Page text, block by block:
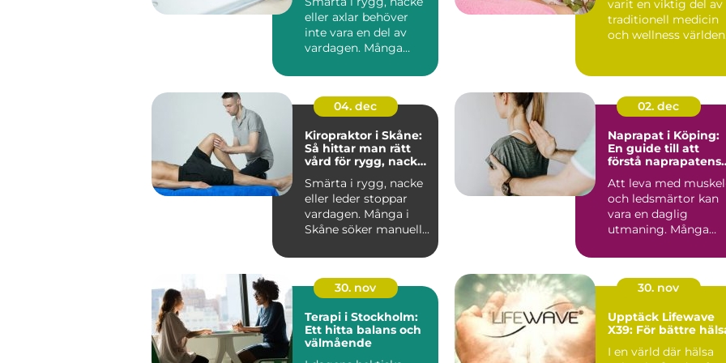
eller axlar behöver
inte vara en del av
vardagen. Många
och...
varit en viktig del av
traditionell medicin
och wellness världen
04. dec
Kiropraktor i Skåne:
Så hittar man rätt
vård för rygg, nacke
Smärta i rygg, nacke
eller leder stoppar
vardagen. Många i
Skåne söker manuell...
02. dec
Naprapat i Köping:
En guide till att
förstå naprapatens
Att leva med
och ledsmärtor kan
vara en daglig
utmaning. Många
30. nov
Terapi i Stockholm:
Ett hitta balans och
välmående
30. nov
Upptäck Lifewave
X39: För bättre
I en värld där hälsa